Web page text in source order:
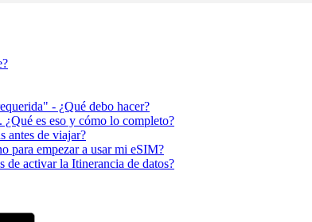
- ¿Qué debo hacer?
es eso y cómo lo completo?
antes de viajar?
para empezar a usar mi eSIM?
de activar la Itinerancia de datos?